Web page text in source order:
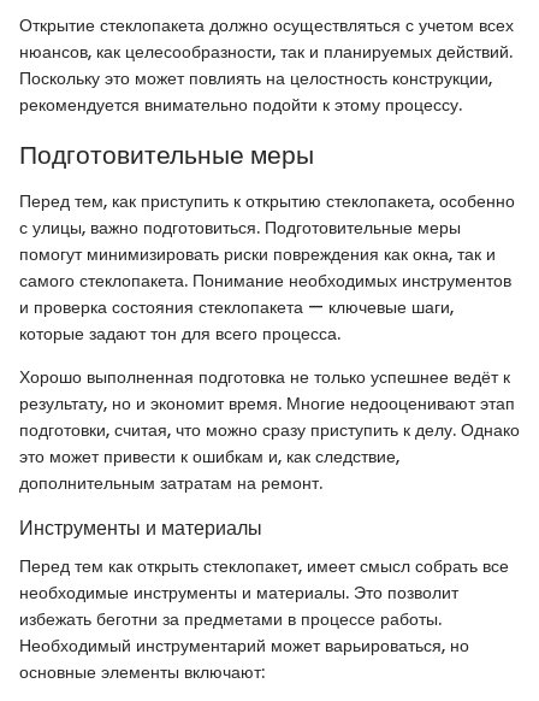
Открытие стеклопакета должно осуществляться с учетом всех
нюансов, как целесообразности, так и планируемых действий.
Поскольку это может повлиять на целостность конструкции,
рекомендуется внимательно подойти к этому процессу.
Подготовительные меры
Перед тем, как приступить к открытию стеклопакета, особенно
с улицы, важно подготовиться. Подготовительные меры
помогут минимизировать риски повреждения как окна, так и
самого стеклопакета. Понимание необходимых инструментов
и проверка состояния стеклопакета — ключевые шаги,
которые задают тон для всего процесса.
Хорошо выполненная подготовка не только успешнее ведёт к
результату, но и экономит время. Многие недооценивают этап
подготовки, считая, что можно сразу приступить к делу. Однако
это может привести к ошибкам и, как следствие,
дополнительным затратам на ремонт.
Инструменты и материалы
Перед тем как открыть стеклопакет, имеет смысл собрать все
необходимые инструменты и материалы. Это позволит
избежать беготни за предметами в процессе работы.
Необходимый инструментарий может варьироваться, но
основные элементы включают: